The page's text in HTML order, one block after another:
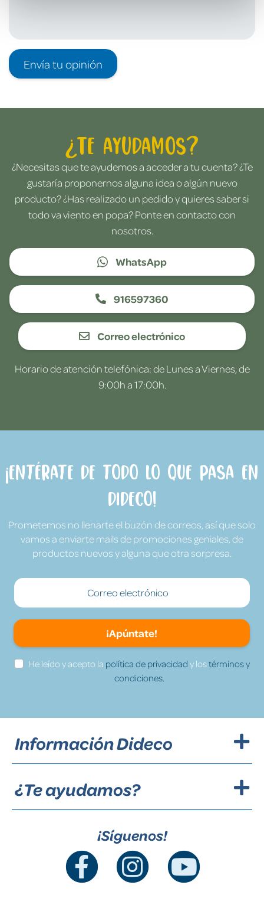
Envía tu opinión
¿Te ayudamos?
¿Necesitas que te ayudemos a acceder a tu cuenta? ¿Te
gustaría proponernos alguna idea o algún nuevo
producto? ¿Has realizado un pedido y quieres saber si
todo va viento en popa? Ponte en contacto con
nosotros.
WhatsApp
916597360
Correo electrónico
Horario de atención telefónica: de Lunes a Viernes, de
9:00h a 17:00h.
¡Entérate de todo lo que pasa en
Dideco!
Prometemos no llenarte el buzón de correos, así que solo
vamos a enviarte mails de promociones geniales, de
productos nuevos y alguna que otra sorpresa.
¡Apúntate!
He leído y acepto la política de privacidad y lostérminos y
condiciones.
Información Dideco
¿Te ayudamos?
¡Síguenos!